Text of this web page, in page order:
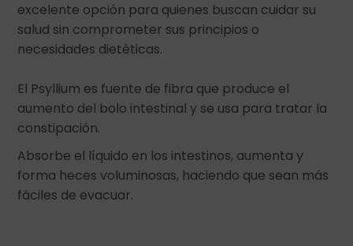
excelente opción para quienes buscan cuidar su
salud sin comprometer sus principios o
necesidades dietéticas.
El Psyllium es fuente de fibra que produce el
aumento del bolo intestinal y se usa para tratar la
constipación.
Absorbe el líquido en los intestinos, aumenta y
forma heces voluminosas, haciendo que sean más
fáciles de evacuar.